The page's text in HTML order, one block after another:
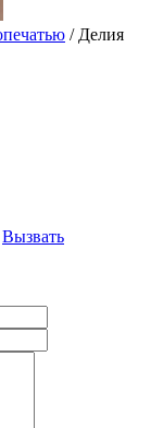
/ Делия
Вызвать